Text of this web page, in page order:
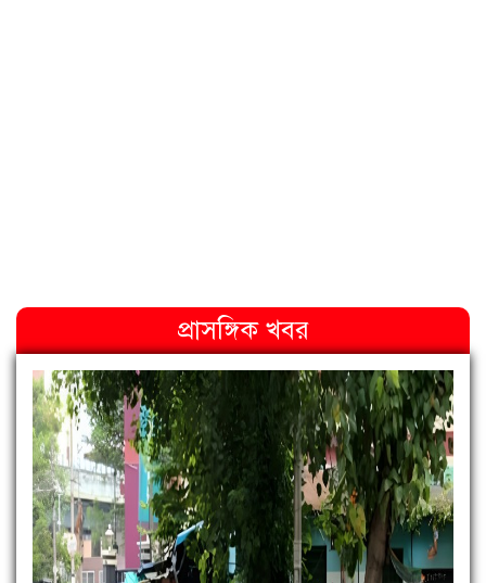
প্রাসঙ্গিক খবর